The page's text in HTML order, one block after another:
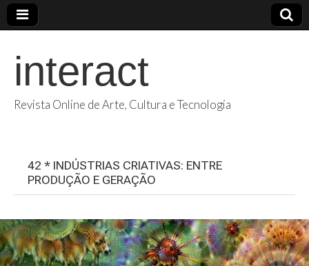
interact
Revista Online de Arte, Cultura e Tecnologia
42 * INDÚSTRIAS CRIATIVAS: ENTRE
PRODUÇÃO E GERAÇÃO